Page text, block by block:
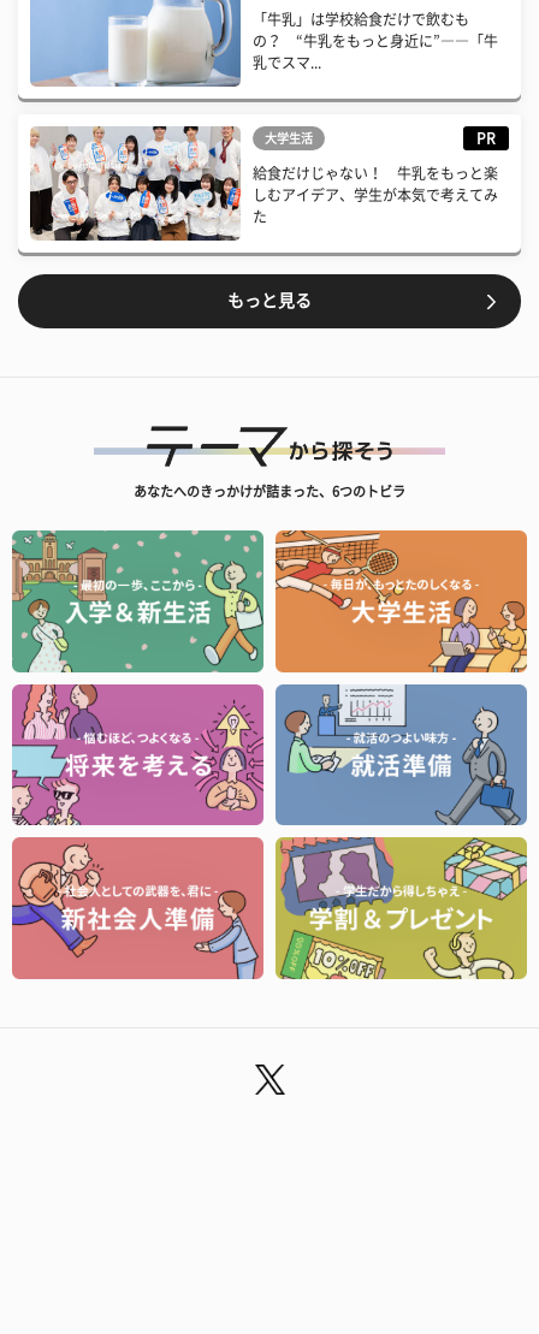
「牛乳」は学校給食だけで飲むも
の？ “牛乳をもっと身近に”――「牛
乳でスマ...
大学生活 PR
給食だけじゃない！ 牛乳をもっと楽
しむアイデア、学生が本気で考えてみ
た
もっと見る
あなたへのきっかけが詰まった、6つのトビラ